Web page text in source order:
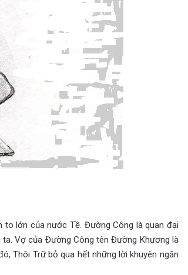
lớn của nước Tề. Đường Công là quan đại
Vợ của Đường Công tên Đường Khương là
Thôi Trữ bỏ qua hết những lời khuyên ngăn